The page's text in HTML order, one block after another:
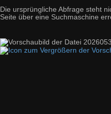
Die ursprüngliche Abfrage steht
Seite über eine Suchmaschine